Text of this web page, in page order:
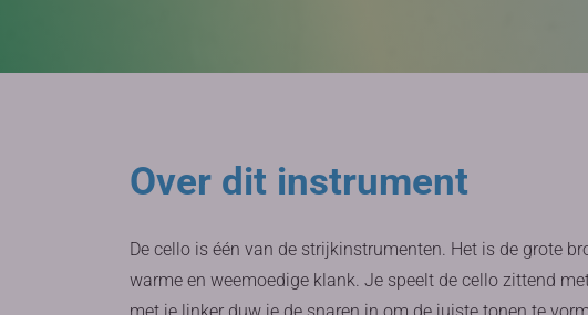
Over dit instrument
De cello is één van de strijkinstrumenten. Het is de grote
warme en weemoedige klank. Je speelt de cello zittend